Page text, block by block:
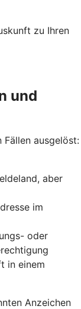
zu Ihren
und
ausgelöst:
aber
im
oder
in einem
Anzeichen